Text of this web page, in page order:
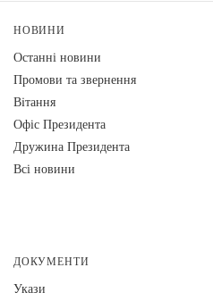
НОВИНИ
Останні новини
Промови та звернення
Вiтання
Офіс Президента
Дружина Президента
Всі новини
ДОКУМЕНТИ
Укази